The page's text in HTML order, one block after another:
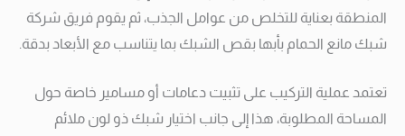
المنطقة بعناية للتخلص من عوامل الجذب، ثم يقوم فريق شركة
شبك مانع الحمام بأبها بقص الشبك بما يتناسب مع الأبعاد بدقة.
تعتمد عملية التركيب على تثبيت دعامات أو مسامير خاصة حول
المساحة المطلوبة، هذا إلى جانب اختيار شبك ذو لون ملائم